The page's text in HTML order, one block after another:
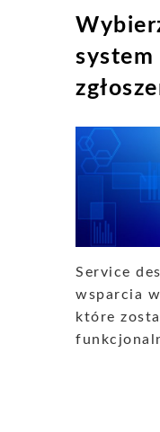
system
Service
wsparcia
które